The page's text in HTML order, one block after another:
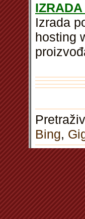
Izrada
hosting
Bing,